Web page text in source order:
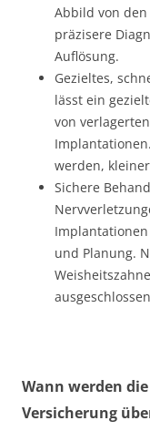
Abbild von
präzisere
Auflösung.
Gezieltes,
lässt ein
von
werden,
Sichere
und Planung.
Wann werden
Versicherung